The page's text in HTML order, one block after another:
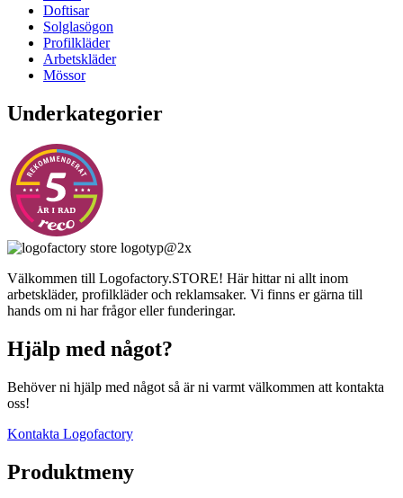
Doftisar
Solglasögon
Profilkläder
Arbetskläder
Mössor
Underkategorier
Välkommen till Logofactory.STORE! Här hittar ni allt inom
arbetskläder, profilkläder och reklamsaker. Vi finns er gärna till
hands om ni har frågor eller funderingar.
Hjälp med något?
Behöver ni hjälp med något så är ni varmt välkommen att kontakta
oss!
Kontakta Logofactory
Produktmeny